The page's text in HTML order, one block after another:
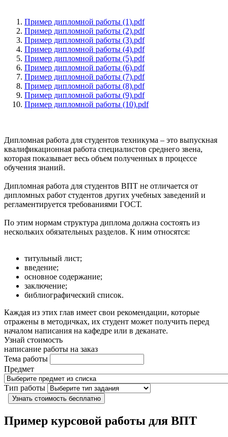
Пример дипломной работы (1).pdf
Пример дипломной работы (2).pdf
Пример дипломной работы (3).pdf
Пример дипломной работы (4).pdf
Пример дипломной работы (5).pdf
Пример дипломной работы (6).pdf
Пример дипломной работы (7).pdf
Пример дипломной работы (8).pdf
Пример дипломной работы (9).pdf
Пример дипломной работы (10).pdf
Дипломная работа для студентов техникума – это выпускная
квалификационная работа специалистов среднего звена,
которая показывает весь объем полученных в процессе
обучения знаний.
Дипломная работа для студентов ВПТ не отличается от
дипломных работ студентов других учебных заведений и
регламентируется требованиями ГОСТ.
По этим нормам структура диплома должна состоять из
нескольких обязательных разделов. К ним относятся:
титульный лист;
введение;
основное содержание;
заключение;
библиографический список.
Каждая из этих глав имеет свои рекомендации, которые
отражены в методичках, их студент может получить перед
началом написания на кафедре или в деканате.
Узнай стоимость
написание работы на заказ
Тема работы
Предмет
Тип работы
Узнать стоимость бесплатно
Пример курсовой работы для ВПТ